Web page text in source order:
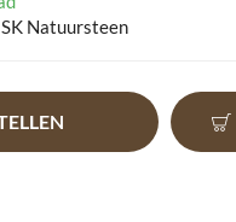
SK Natuursteen